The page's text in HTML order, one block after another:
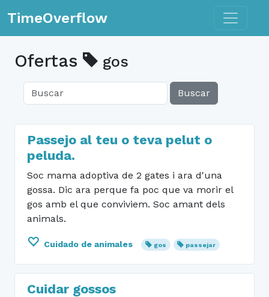
TimeOverflow Toggle
Ofertas gos
Buscar
Passejo al teu o teva pelut o
peluda.
Soc mama adoptiva de 2 gates i ara d'una
gossa. Dic ara perque fa poc que va morir el
gos amb el que conviviem. Soc amant dels
animals.
Cuidado de animales gos passejar
Cuidar gossos